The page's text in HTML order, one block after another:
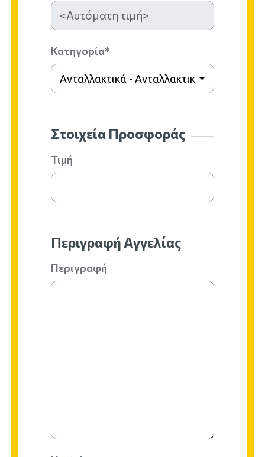
Κατηγορία*
Ανταλλακτικά - Ανταλλακτικά Πάσης
Στοιχεία Προσφοράς
Τιμή
Περιγραφή Αγγελίας
Περιγραφή